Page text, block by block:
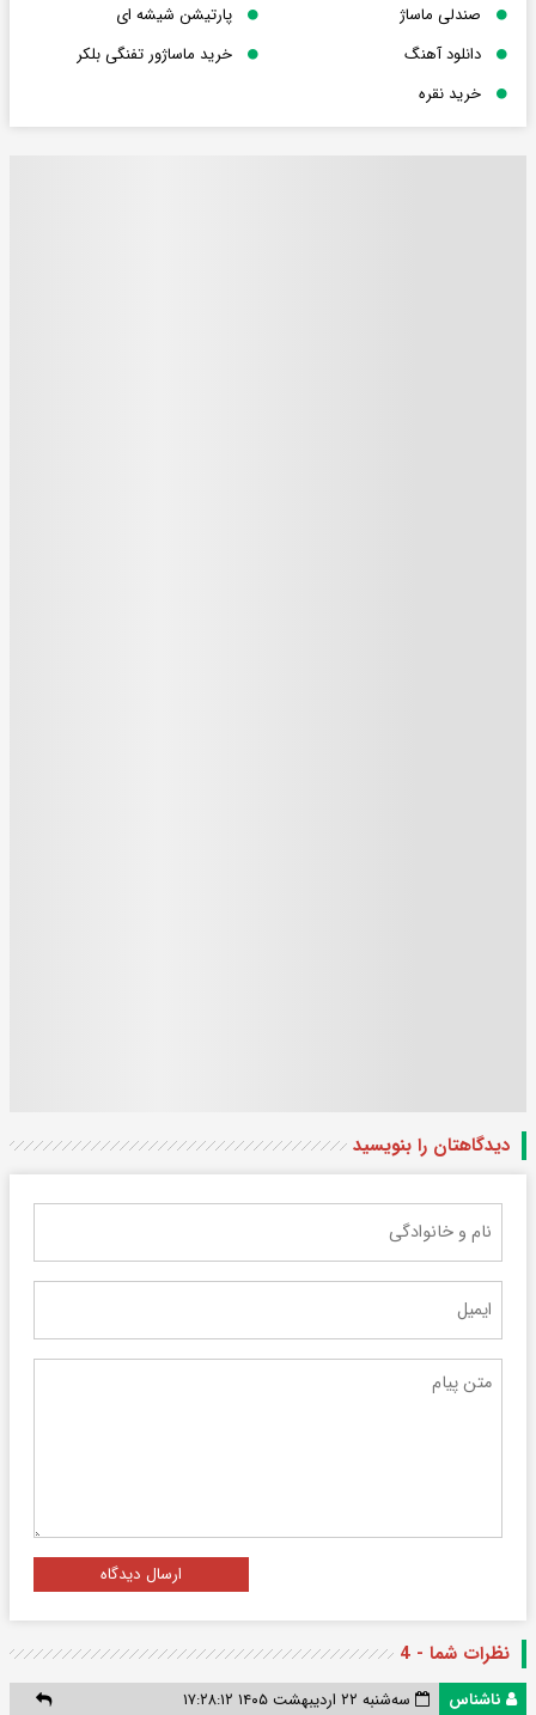
صندلی ماساژ
پارتیشن شیشه ای
دانلود آهنگ
خرید ماساژور تفنگی بلکر
خرید نقره
دیدگاهتان را بنویسید
ارسال دیدگاه
نظرات شما - 4
ناشناس
سه‌شنبه ۲۲ اردیبهشت ۱۴۰۵ ۱۷:۲۸:۱۲